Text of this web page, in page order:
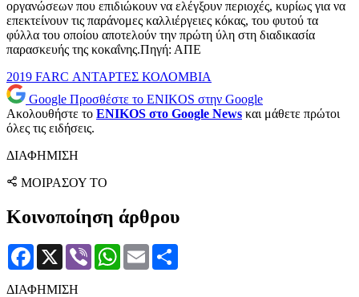
οργανώσεων που επιδιώκουν να ελέγξουν περιοχές, κυρίως για να
επεκτείνουν τις παράνομες καλλιέργειες κόκας, του φυτού τα
φύλλα του οποίου αποτελούν την πρώτη ύλη στη διαδικασία
παρασκευής της κοκαΐνης.Πηγή: ΑΠΕ
2019 FARC ΑΝΤΑΡΤΕΣ ΚΟΛΟΜΒΙΑ
Google Προσθέστε το ENIKOS στην Google
Ακολουθήστε το ENIKOS στο Google News και μάθετε πρώτοι
όλες τις ειδήσεις.
ΔΙΑΦΗΜΙΣΗ
ΜΟΙΡΑΣΟΥ ΤΟ
Κοινοποίηση άρθρου
Facebook
X Viber WhatsApp
Email
ΔΙΑΦΗΜΙΣΗ